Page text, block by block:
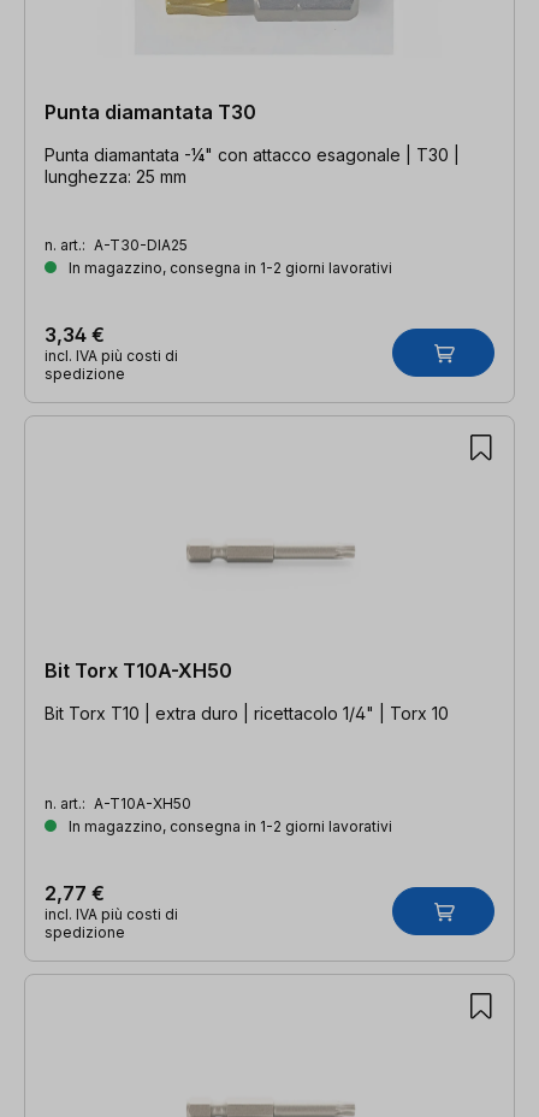
Punta diamantata T30
Punta diamantata -¼" con attacco esagonale | T30 |
lunghezza: 25 mm
n. art.: A-T30-DIA25
In magazzino, consegna in 1-2 giorni lavorativi
3,34 €
incl. IVA più costi di
spedizione
Bit Torx T10A-XH50
Bit Torx T10 | extra duro | ricettacolo 1/4" | Torx 10
n. art.: A-T10A-XH50
In magazzino, consegna in 1-2 giorni lavorativi
2,77 €
incl. IVA più costi di
spedizione